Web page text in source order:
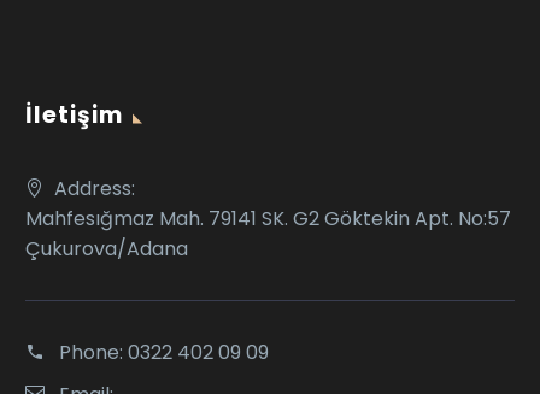
İletişim
Address:
Mahfesığmaz Mah. 79141 SK. G2 Göktekin Apt. No:57
Çukurova/Adana
Phone: 0322 402 09 09